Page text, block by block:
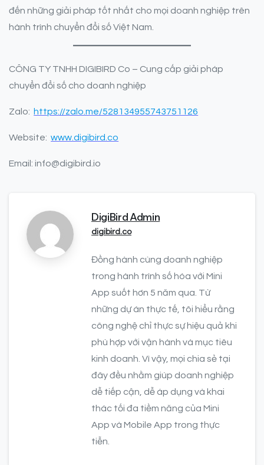
đến những giải pháp tốt nhất cho mọi doanh nghiệp trên
hành trình chuyển đổi số Việt Nam.
CÔNG TY TNHH DIGIBIRD Co – Cung cấp giải pháp
chuyển đổi số cho doanh nghiệp
Zalo: https://zalo.me/528134955743751126
Website: www.digibird.co
Email: info@digibird.io
DigiBird Admin
digibird.co
Đồng hành cùng doanh nghiệp
trong hành trình số hóa với Mini
App suốt hơn 5 năm qua. Từ
những dự án thực tế, tôi hiểu rằng
công nghệ chỉ thực sự hiệu quả khi
phù hợp với vận hành và mục tiêu
kinh doanh. Vì vậy, mọi chia sẻ tại
đây đều nhằm giúp doanh nghiệp
dễ tiếp cận, dễ áp dụng và khai
thác tối đa tiềm năng của Mini
App và Mobile App trong thực
tiễn.